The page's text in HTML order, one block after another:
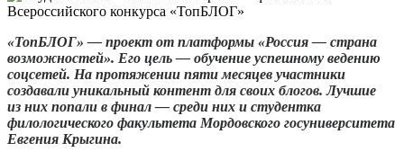
«ТопБЛОГ» — проект от платформы «Россия — страна
возможностей». Его цель — обучение успешному ведению
соцсетей. На протяжении пяти месяцев участники
создавали уникальный контент для своих блогов. Лучшие
из них попали в финал — среди них и студентка
филологического факультета Мордовского госуниверситета
Евгения Крыгина.